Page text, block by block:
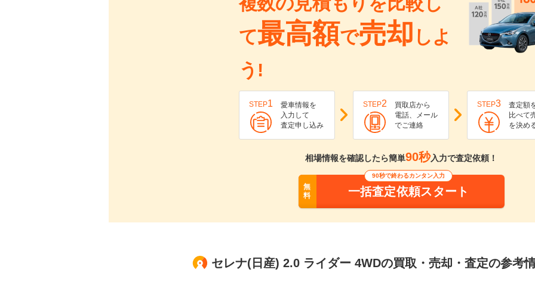
て最高額で売却 しよ
う!
STEP1
愛車情報を
入力して
査定申し込み
STEP2
買取店から
電話、メール
でご連絡
STEP3
査定額
比べて
を決め
相場情報を確認したら簡単90秒入力で査定依頼！
無
料
90秒で終わるカンタン入力
一括査定依頼スタート
セレナ(日産) 2.0 ライダー 4WDの買取・売却・査定の参考